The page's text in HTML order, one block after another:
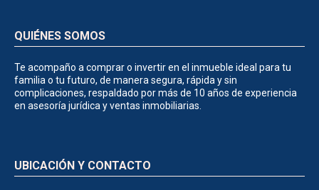
QUIÉNES SOMOS
Te acompaño a comprar o invertir en el inmueble ideal para tu
familia o tu futuro, de manera segura, rápida y sin
complicaciones, respaldado por más de 10 años de experiencia
en asesoría jurídica y ventas inmobiliarias.
UBICACIÓN Y CONTACTO